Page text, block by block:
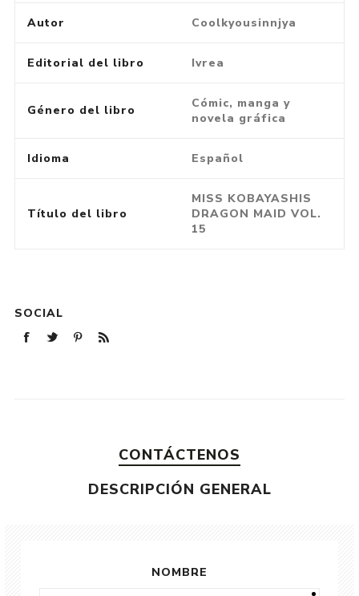
Autor Coolkyousinnjya
Editorial del libro Ivrea
Género del libro
Cómic, manga y
novela gráfica
Idioma Español
Título del libro
MISS KOBAYASHIS
DRAGON MAID VOL.
15
SOCIAL
CONTÁCTENOS
DESCRIPCIÓN GENERAL
NOMBRE